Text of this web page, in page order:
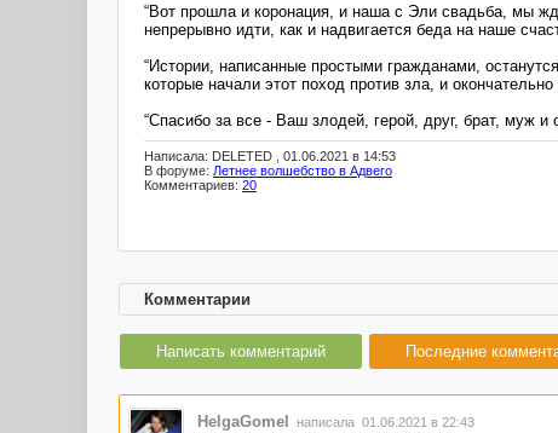
“Вот прошла и коронация, и наша с Эли свадьба, мы
непрерывно идти, как и надвигается беда на наше
“Истории, написанные простыми гражданами,
которые начали этот поход против зла, и
“Спасибо за все - Ваш злодей, герой, друг, брат, муж и
Написала: DELETED , 01.06.2021 в 14:53
В форуме: Летнее волшебство в Адвего
Комментариев: 20
Комментарии
Написать комментарий Последние
HelgaGomel написала 01.06.2021 в 22:43